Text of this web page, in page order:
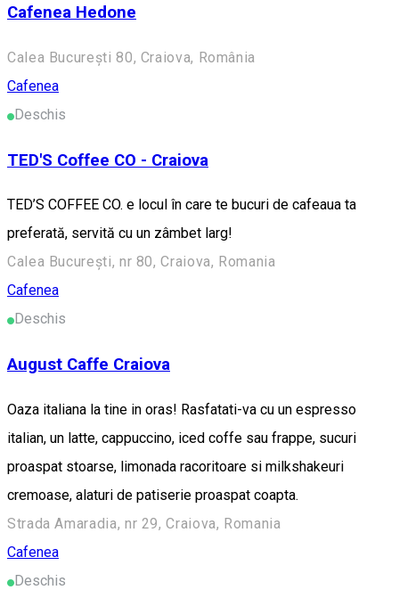
Cafenea Hedone
Calea București 80, Craiova, România
Cafenea
Deschis
TED'S Coffee CO - Craiova
TED’S COFFEE CO. e locul în care te bucuri de cafeaua ta
preferată, servită cu un zâmbet larg!
Calea București, nr 80, Craiova, Romania
Cafenea
Deschis
August Caffe Craiova
Oaza italiana la tine in oras! Rasfatati-va cu un espresso
italian, un latte, cappuccino, iced coffe sau frappe, sucuri
proaspat stoarse, limonada racoritoare si milkshakeuri
cremoase, alaturi de patiserie proaspat coapta.
Strada Amaradia, nr 29, Craiova, Romania
Cafenea
Deschis